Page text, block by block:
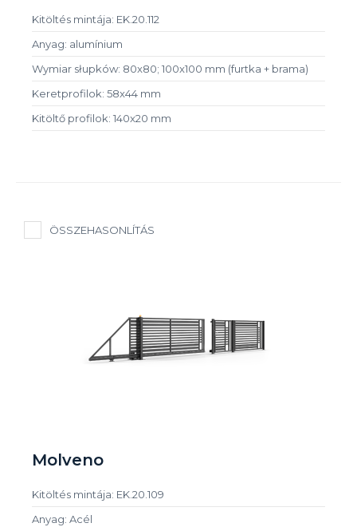
Kitöltés mintája: EK.20.112
Anyag: alumínium
Wymiar słupków: 80x80; 100x100 mm (furtka + brama)
Keretprofilok: 58x44 mm
Kitöltő profilok: 140x20 mm
ÖSSZEHASONLÍTÁS
Molveno
Kitöltés mintája: EK.20.109
Anyag: Acél